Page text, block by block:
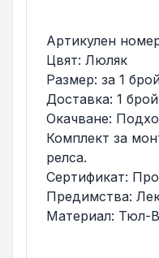
Артикулен
Цвят: Люляк
Размер: за 1
Доставка: 1
Окачване:
Комплект за
релса.
Сертификат:
Предимства:
Материал: Тюл-